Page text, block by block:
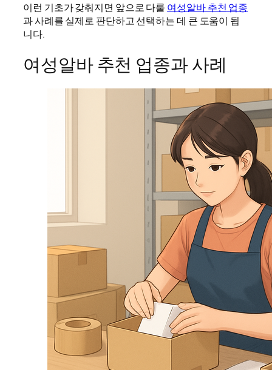
이런 기초가 갖춰지면 앞으로 다룰 여성알바 추천 업종
과 사례를 실제로 판단하고 선택하는 데 큰 도움이 됩
니다.
여성알바 추천 업종과 사례